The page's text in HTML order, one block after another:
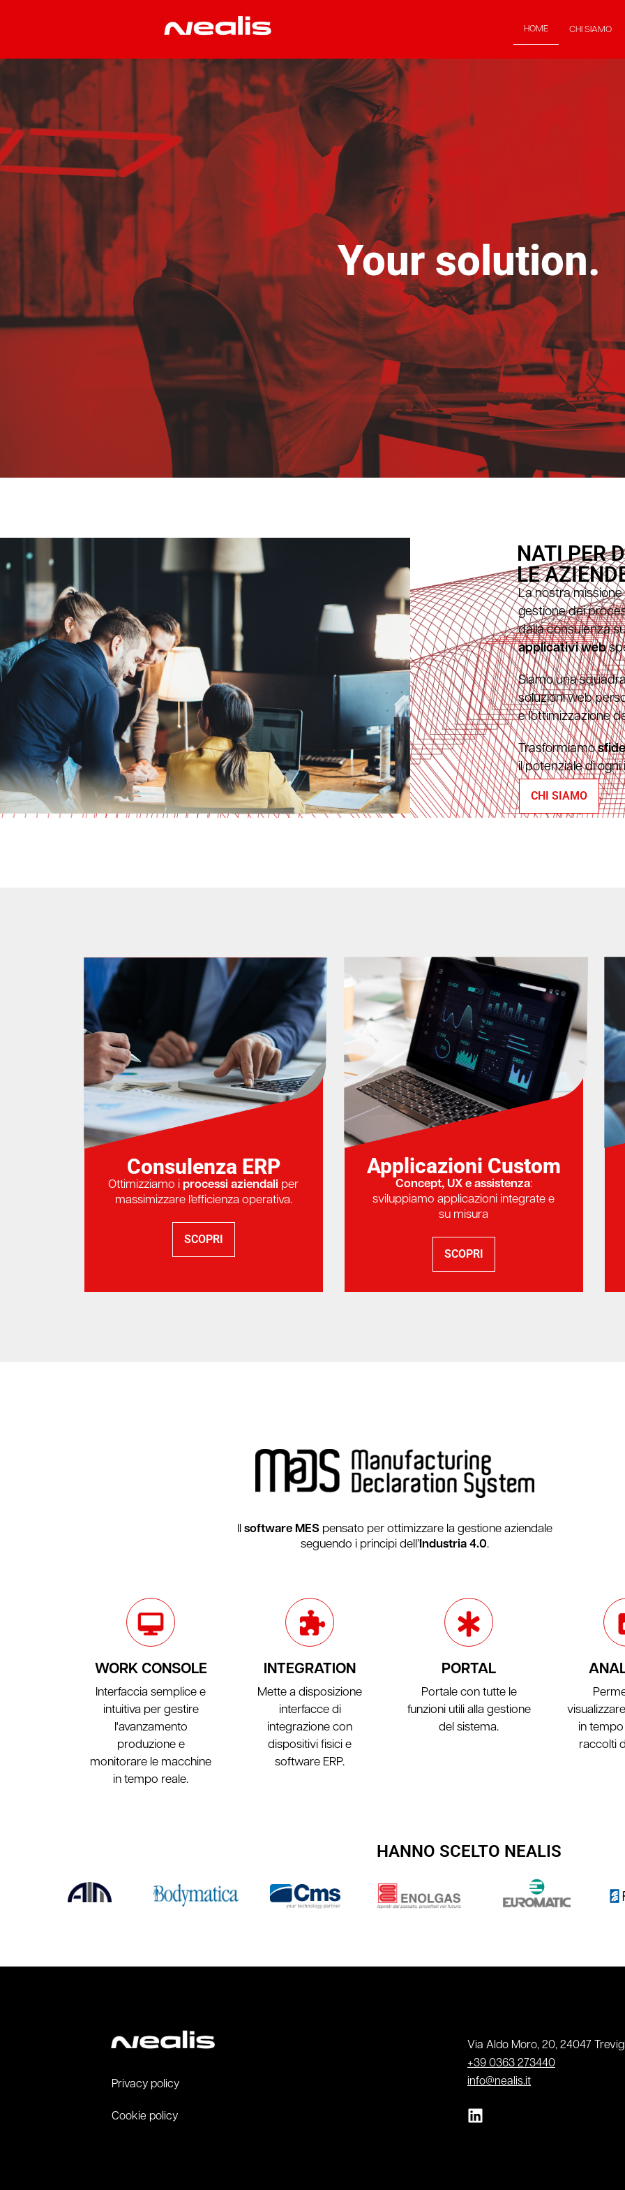
HOME CHI SIAMO
Your solution.
NATI PER
LE
La nostra
gestione dei
dalla consulenza
applicativi web
Siamo una
soluzioni web
e l’ottimizzazione
Trasformiamo
il potenziale di ogni
CHI SIAMO
Consulenza ERP
Ottimizziamo i processi aziendali per
massimizzare l’efficienza operativa.
SCOPRI
Applicazioni Custom
Concept, UX e assistenza:
sviluppiamo applicazioni integrate e
su misura
SCOPRI
Ilsoftware MES pensato per ottimizzare la gestione aziendale
seguendo i principi dell’ Industria 4.0.
WORK CONSOLE
Interfaccia semplice e
intuitiva per gestire
l'avanzamento
produzione e
monitorare le macchine
in tempo reale.
INTEGRATION
Mette a disposizione
interfacce di
integrazione con
dispositivi fisici e
software ERP.
PORTAL
Portale con tutte le
funzioni utili alla gestione
del sistema.
in
raccolti
HANNO SCELTO NEALIS
Privacy policy
Cookie policy
Via Aldo Moro, 20, 24047
+39 0363 273440
info@nealis.it